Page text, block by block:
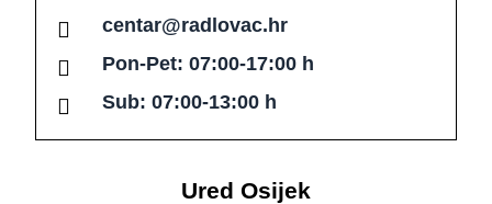
centar@radlovac.hr
Pon-Pet: 07:00-17:00 h
Sub: 07:00-13:00 h
Ured Osijek